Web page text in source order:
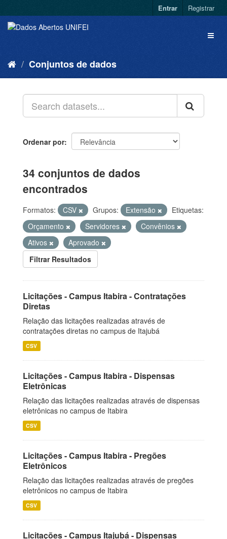
Entrar Registrar
Conjuntos de dados
Ordenar por
34 conjuntos de dados
encontrados
Formatos: CSV Grupos: Extensão
Etiquetas:
Orçamento
Servidores
Convênios
Ativos
Aprovado
Filtrar Resultados
Licitações - Campus Itabira - Contratações
Diretas
Relação das licitações realizadas através de
contratações diretas no campus de Itajubá
CSV
Licitações - Campus Itabira - Dispensas
Eletrônicas
Relação das licitações realizadas através de dispensas
eletrônicas no campus de Itabira
CSV
Licitações - Campus Itabira - Pregões
Eletrônicos
Relação das licitações realizadas através de pregões
eletrônicos no campus de Itabira
CSV
Licitações - Campus Itajubá - Dispensas